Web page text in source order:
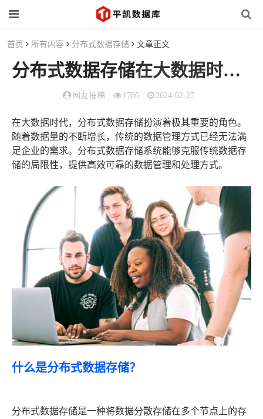
首页 所有内容 分布式数据存储 文章正文
分布式数据存储在大数据时代的作用是什么？详述其架构与应用优势
网友投稿 1786 2024-02-27
在大数据时代，分布式数据存储扮演着极其重要的角色。
随着数据量的不断增长，传统的数据管理方式已经无法满
足企业的需求。分布式数据存储系统能够克服传统数据存
储的局限性，提供高效可靠的数据管理和处理方式。
什么是分布式数据存储？
分布式数据存储是一种将数据分散存储在多个节点上的存